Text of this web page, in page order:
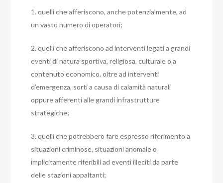
1. quelli che afferiscono, anche potenzialmente, ad
un vasto numero di operatori;
2. quelli che afferiscono ad interventi legati a grandi
eventi di natura sportiva, religiosa, culturale o a
contenuto economico, oltre ad interventi
d’emergenza, sorti a causa di calamità naturali
oppure afferenti alle grandi infrastrutture
strategiche;
3. quelli che potrebbero fare espresso riferimento a
situazioni criminose, situazioni anomale o
implicitamente riferibili ad eventi illeciti da parte
delle stazioni appaltanti;